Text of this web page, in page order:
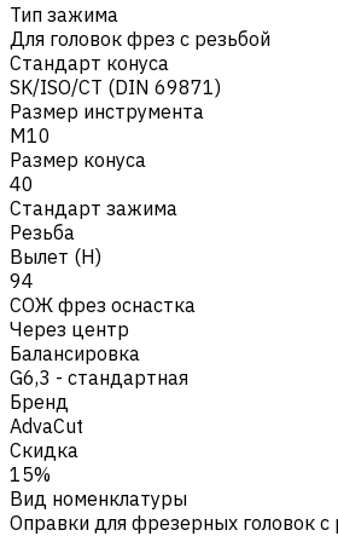
Тип зажима
Для головок фрез с резьбой
Стандарт конуса
SK/ISO/CT (DIN 69871)
Размер инструмента
M10
Размер конуса
40
Стандарт зажима
Резьба
Вылет (H)
94
СОЖ фрез оснастка
Через центр
Балансировка
G6,3 - стандартная
Бренд
AdvaCut
Скидка
15%
Вид номенклатуры
Оправки для фрезерных головок с